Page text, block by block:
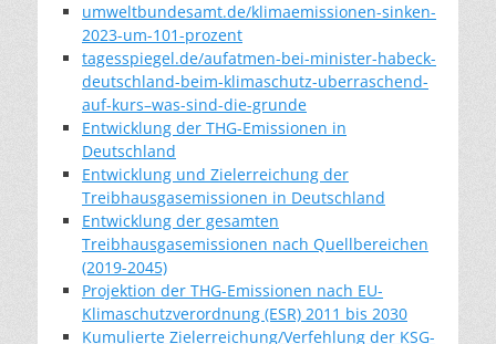
umweltbundesamt.de/klimaemissionen-sinken-
2023-um-101-prozent
tagesspiegel.de/aufatmen-bei-minister-habeck-
deutschland-beim-klimaschutz-uberraschend-
auf-kurs–was-sind-die-grunde
Entwicklung der THG-Emissionen in
Deutschland
Entwicklung und Zielerreichung der
Treibhausgasemissionen in Deutschland
Entwicklung der gesamten
Treibhausgasemissionen nach Quellbereichen
(2019-2045)
Projektion der THG-Emissionen nach EU-
Klimaschutzverordnung (ESR) 2011 bis 2030
Kumulierte Zielerreichung/Verfehlung der KSG-